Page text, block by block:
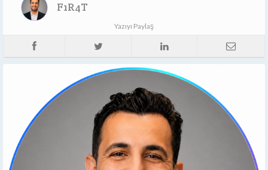
F1R4T
Yazıyı Paylaş